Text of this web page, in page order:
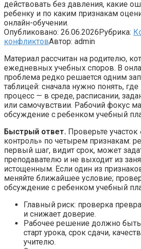
действовать без давления, какие
ребенку и по каким признакам
онлайн-обучении.
Опубликовано: 26.06.2026Рубрика:
конфликтовАвтор: admin
Материал рассчитан на родителю,
ежедневных учебных споров. В
проблема редко решается одним
таблицей: сначала нужно понять,
процесс — в среде, расписании,
или самочувствии. Рабочий фокус
обсуждение с ребенком учебный
Быстрый ответ. Проверьте
контроль» по четырем признакам:
первый шаг, видит срок, может
преподавателю и не выходит из
истощенным. Если один из
меняйте ближайшее условие;
обсуждение с ребенком учебный
Главный риск: проверка
и снижает доверие.
Рабочее решение должно
старт урока, срок сдачи,
учителю.